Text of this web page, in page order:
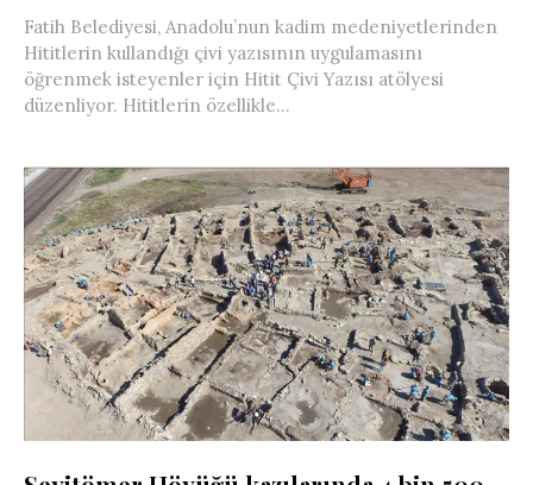
Fatih Belediyesi, Anadolu’nun kadim medeniyetlerinden
Hititlerin kullandığı çivi yazısının uygulamasını
öğrenmek isteyenler için Hitit Çivi Yazısı atölyesi
düzenliyor. Hititlerin özellikle...